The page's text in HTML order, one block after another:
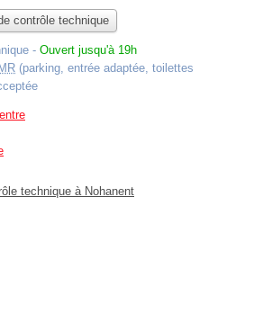
contrôle technique
- Ouvert jusqu'à 19h
(parking, entrée adaptée, toilettes
technique à Nohanent